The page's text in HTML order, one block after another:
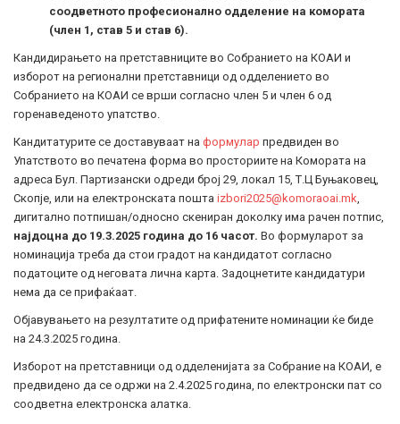
соодветното професионално одделение на комората
(член 1, став 5 и став 6).
Кандидирањето на претставниците во Собранието на КОАИ и
изборот на регионални претставници од одделението во
Собранието на КОАИ се врши согласно член 5 и член 6 од
горенаведеното упатство.
Кандитатурите се доставуваат на формулар предвиден во
Упатството во печатена форма во просториите на Комората на
адреса Бул. Партизански одреди број 29, локал 15, Т.Ц Буњаковец,
Скопје, или на електронската пошта izbori2025@komoraoai.mk,
дигитално потпишан/односно скениран доколку има рачен потпис,
најдоцна до 19.3.2025 година до 16 часот. Во формуларот за
номинација треба да стои градот на кандидатот согласно
податоците од неговата лична карта. Задоцнетите кандидатури
нема да се прифаќаат.
Објавувањето на резултатите од прифатените номинации ќе биде
на 24.3.2025 година.
Изборот на претставници од одделенијата за Собрание на КОАИ, е
предвидено да се одржи на 2.4.2025 година, по електронски пат со
соодветна електронска алатка.